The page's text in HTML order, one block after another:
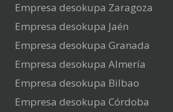
Empresa desokupa Zaragoza
Empresa desokupa Jaén
Empresa desokupa Granada
Empresa desokupa Almería
Empresa desokupa Bilbao
Empresa desokupa Córdoba